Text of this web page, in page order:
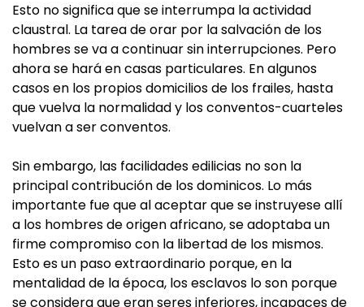
Esto no significa que se interrumpa la actividad
claustral. La tarea de orar por la salvación de los
hombres se va a continuar sin interrupciones. Pero
ahora se hará en casas particulares. En algunos
casos en los propios domicilios de los frailes, hasta
que vuelva la normalidad y los conventos-cuarteles
vuelvan a ser conventos.
Sin embargo, las facilidades edilicias no son la
principal contribución de los dominicos. Lo más
importante fue que al aceptar que se instruyese allí
a los hombres de origen africano, se adoptaba un
firme compromiso con la libertad de los mismos.
Esto es un paso extraordinario porque, en la
mentalidad de la época, los esclavos lo son porque
se considera que eran seres inferiores, incapaces de